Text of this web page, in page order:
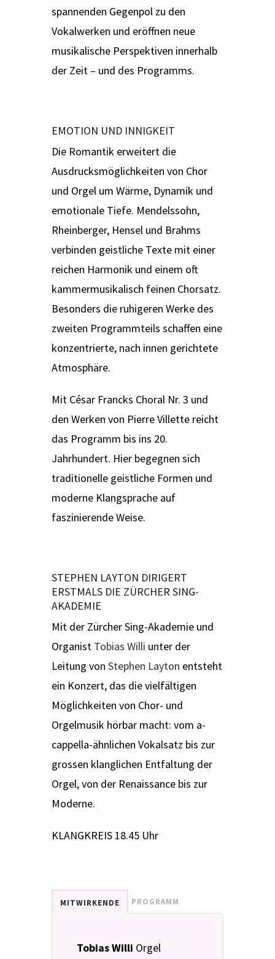
spannenden Gegenpol zu den
Vokalwerken und eröffnen neue
musikalische Perspektiven innerhalb
der Zeit – und des Programms.
EMOTION UND INNIGKEIT
Die Romantik erweitert die
Ausdrucksmöglichkeiten von Chor
und Orgel um Wärme, Dynamik und
emotionale Tiefe. Mendelssohn,
Rheinberger, Hensel und Brahms
verbinden geistliche Texte mit einer
reichen Harmonik und einem oft
kammermusikalisch feinen Chorsatz.
Besonders die ruhigeren Werke des
zweiten Programmteils schaffen eine
konzentrierte, nach innen gerichtete
Atmosphäre.
Mit César Francks Choral Nr. 3 und
den Werken von Pierre Villette reicht
das Programm bis ins 20.
Jahrhundert. Hier begegnen sich
traditionelle geistliche Formen und
moderne Klangsprache auf
faszinierende Weise.
STEPHEN LAYTON DIRIGERT
ERSTMALS DIE ZÜRCHER SING-
AKADEMIE
Mit der Zürcher Sing-Akademie und
Organist Tobias Willi unter der
Leitung von Stephen Layton entsteht
ein Konzert, das die vielfältigen
Möglichkeiten von Chor- und
Orgelmusik hörbar macht: vom a-
cappella-ähnlichen Vokalsatz bis zur
grossen klanglichen Entfaltung der
Orgel, von der Renaissance bis zur
Moderne.
KLANGKREIS 18.45 Uhr
MITWIRKENDE PROGRAMM
Tobias Willi Orgel